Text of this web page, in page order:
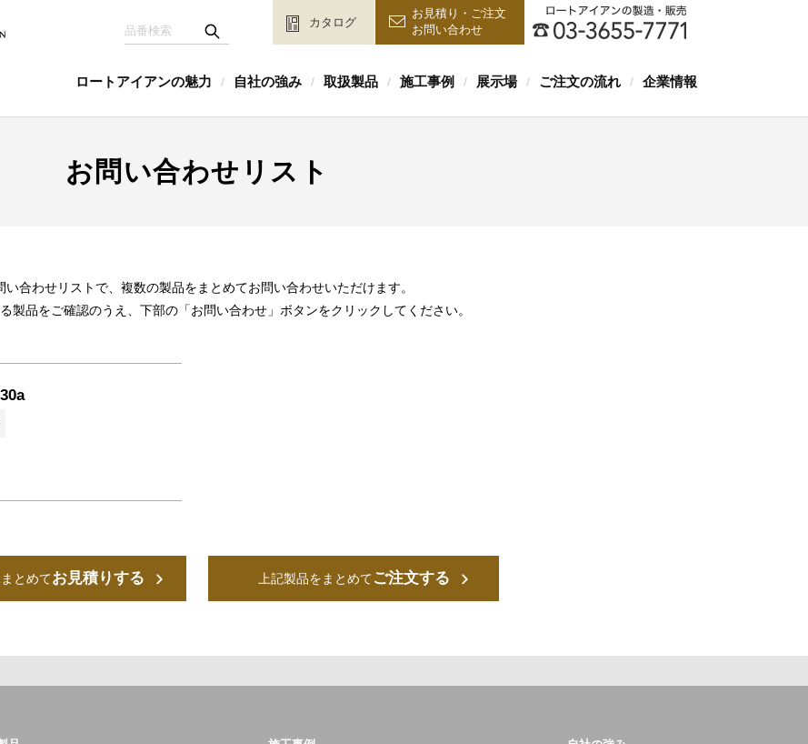
カタログ
お見積り・ご注文
お問い合わせ
ロートアイアンの魅力 / 自社の強み / 取扱製品 / 施工事例 / 展示場 / ご注文の流れ / 企業情報
お問い合わせリスト
い合わせリストで、複数の製品をまとめてお問い合わせいただけます。
製品をご確認のうえ、下部の「お問い合わせ」ボタンをクリックしてください。
まとめてお見積りする 上記製品をまとめてご注文する